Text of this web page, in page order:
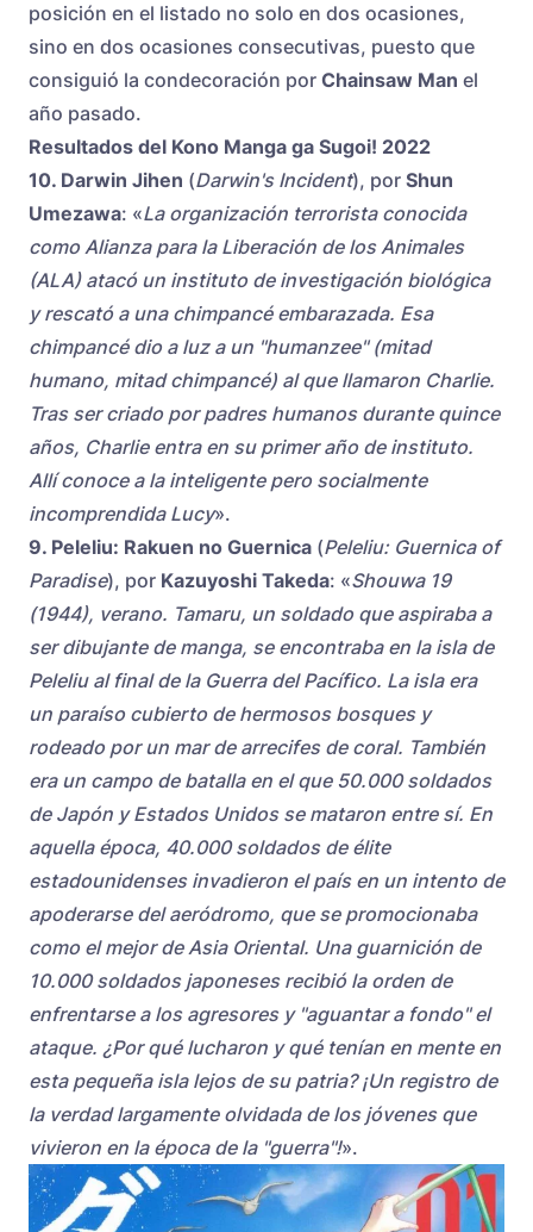
posición en el listado no solo en dos ocasiones,
sino en dos ocasiones consecutivas, puesto que
consiguió la condecoración por Chainsaw Man el
año pasado.
Resultados del Kono Manga ga Sugoi! 2022
10. Darwin Jihen (Darwin's Incident), por Shun
Umezawa: «La organización terrorista conocida
como Alianza para la Liberación de los Animales
(ALA) atacó un instituto de investigación biológica
y rescató a una chimpancé embarazada. Esa
chimpancé dio a luz a un "humanzee" (mitad
humano, mitad chimpancé) al que llamaron Charlie.
Tras ser criado por padres humanos durante quince
años, Charlie entra en su primer año de instituto.
Allí conoce a la inteligente pero socialmente
incomprendida Lucy».
9. Peleliu: Rakuen no Guernica (Peleliu: Guernica of
Paradise), por Kazuyoshi Takeda: «Shouwa 19
(1944), verano. Tamaru, un soldado que aspiraba a
ser dibujante de manga, se encontraba en la isla de
Peleliu al final de la Guerra del Pacífico. La isla era
un paraíso cubierto de hermosos bosques y
rodeado por un mar de arrecifes de coral. También
era un campo de batalla en el que 50.000 soldados
de Japón y Estados Unidos se mataron entre sí. En
aquella época, 40.000 soldados de élite
estadounidenses invadieron el país en un intento de
apoderarse del aeródromo, que se promocionaba
como el mejor de Asia Oriental. Una guarnición de
10.000 soldados japoneses recibió la orden de
enfrentarse a los agresores y "aguantar a fondo" el
ataque. ¿Por qué lucharon y qué tenían en mente en
esta pequeña isla lejos de su patria? ¡Un registro de
la verdad largamente olvidada de los jóvenes que
vivieron en la época de la "guerra"!».